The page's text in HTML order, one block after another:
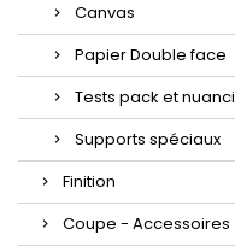
Canvas
Papier Double face
Tests pack et
Supports spéciaux
Finition
Coupe - Accessoires